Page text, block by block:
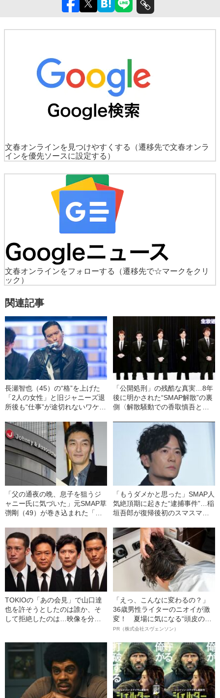
文春オンラインを見つけやすくする
（遷移先で文春オンラ
インを優先ソースに設定する）
文春オンラインをフォローする
（遷移先で☆マークをクリ
ック）
関連記事
長瀬智也（45）の“格”を上げた
「2人の女性」と旧ジャニーズ退
所後も“仕事”が途切れないワケ
へん」と…〉
「公開処刑」の残酷な真実…8年
後に明かされた“SMAP解散”の裏
側〈解散騒動での香取慎吾と草
「父の通夜の晩、息子を狙うジ
ャニー氏に気づいた」元SMAP草
彅剛（49）が巻き込まれた「ジ
因縁”
「もうダメかと思った」SMAP人
気絶頂期に起きた“逮捕事件”…稲
垣吾郎が復帰後初のスマスマ生
TOKIOの「あの会見」で山口達
也を許そうとしたのは誰か、そ
して拒絶したのは…映像を分析
「えっ、こんなに変わるの？」
36歳男性ライターのニオイが激
変！ 夏場に気になる“頭皮のニ
オイ”や“ベタつき”を解消す
ト”が生み出した徹底ケアとは
PR（株式会社スヴェンソン）